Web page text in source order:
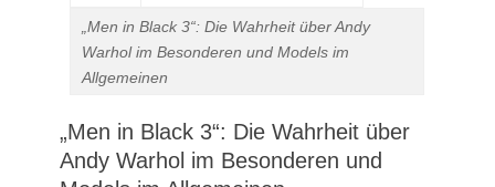
„Men in Black 3“: Die Wahrheit über Andy
Warhol im Besonderen und Models im
Allgemeinen
„Men in Black 3“: Die Wahrheit über
Andy Warhol im Besonderen und